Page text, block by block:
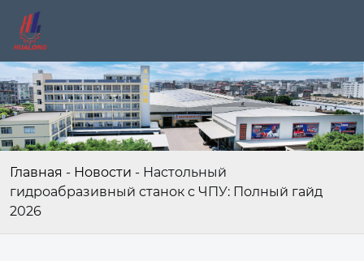
Главная - Новости - Настольный
гидроабразивный станок с ЧПУ: Полный гайд
2026